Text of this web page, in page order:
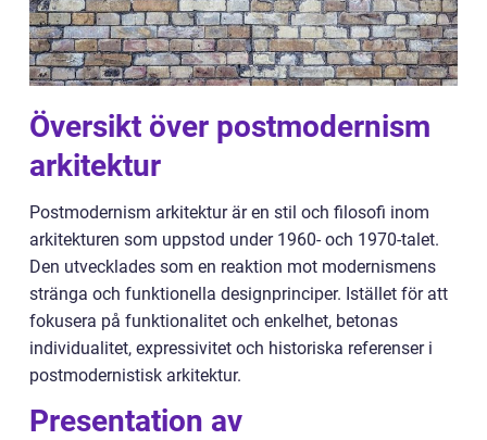
Översikt över postmodernism
arkitektur
Postmodernism arkitektur är en stil och filosofi inom
arkitekturen som uppstod under 1960- och 1970-talet.
Den utvecklades som en reaktion mot modernismens
stränga och funktionella designprinciper. Istället för att
fokusera på funktionalitet och enkelhet, betonas
individualitet, expressivitet och historiska referenser i
postmodernistisk arkitektur.
Presentation av